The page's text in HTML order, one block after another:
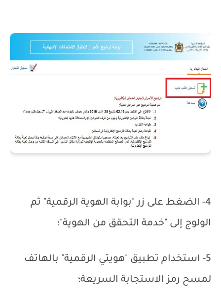
4- الضغط على زر "بوابة الهوية الرقمية" ثم
الولوج إلى "خدمة التحقق من الهوية"؛
5- استخدام تطبيق "هويتي الرقمية" بالهاتف
لمسح رمز الاستجابة السريعة؛